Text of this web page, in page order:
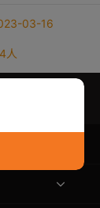
03-16
人